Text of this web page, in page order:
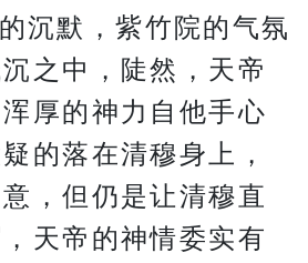
沉默，紫竹院的气氛
之中，陡然，天帝
厚的神力自他手心
的落在清穆身上，
，但仍是让清穆直
天帝的神情委实有